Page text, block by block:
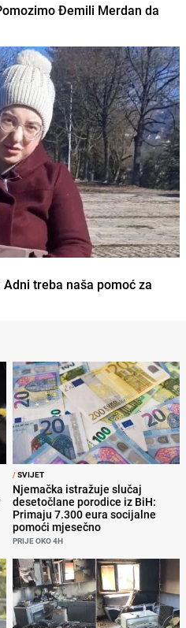
Đemili Merdan da
treba naša pomoć za
/SVIJET
Njemačka istražuje slučaj
desetočlane porodice iz BiH:
Primaju 7.300 eura socijalne
pomoći mjesečno
PRIJE OKO 4H